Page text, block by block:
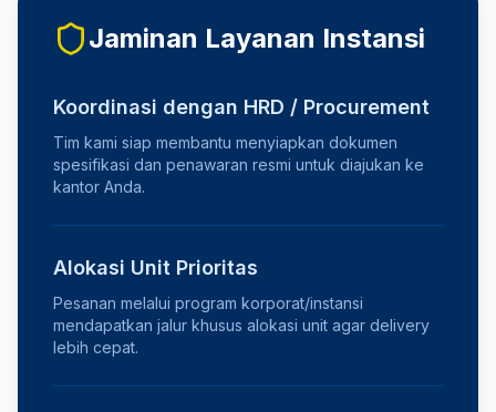
Jaminan Layanan Instansi
Koordinasi dengan HRD / Procurement
Tim kami siap membantu menyiapkan dokumen
spesifikasi dan penawaran resmi untuk diajukan ke
kantor Anda.
Alokasi Unit Prioritas
Pesanan melalui program korporat/instansi
mendapatkan jalur khusus alokasi unit agar delivery
lebih cepat.